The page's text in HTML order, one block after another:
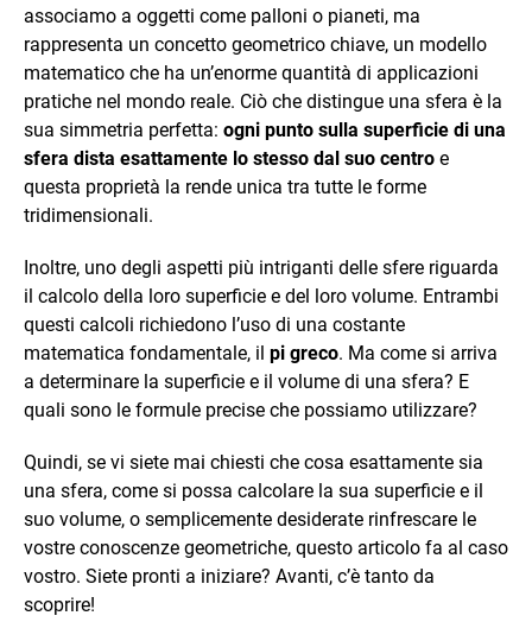
associamo a oggetti come palloni o pianeti, ma
rappresenta un concetto geometrico chiave, un modello
matematico che ha un’enorme quantità di applicazioni
pratiche nel mondo reale. Ciò che distingue una sfera è la
sua simmetria perfetta: ogni punto sulla superficie di una
sfera dista esattamente lo stesso dal suo centro e
questa proprietà la rende unica tra tutte le forme
tridimensionali.
Inoltre, uno degli aspetti più intriganti delle sfere riguarda
il calcolo della loro superficie e del loro volume. Entrambi
questi calcoli richiedono l’uso di una costante
matematica fondamentale, il pi greco. Ma come si arriva
a determinare la superficie e il volume di una sfera? E
quali sono le formule precise che possiamo utilizzare?
Quindi, se vi siete mai chiesti che cosa esattamente sia
una sfera, come si possa calcolare la sua superficie e il
suo volume, o semplicemente desiderate rinfrescare le
vostre conoscenze geometriche, questo articolo fa al caso
vostro. Siete pronti a iniziare? Avanti, c’è tanto da
scoprire!